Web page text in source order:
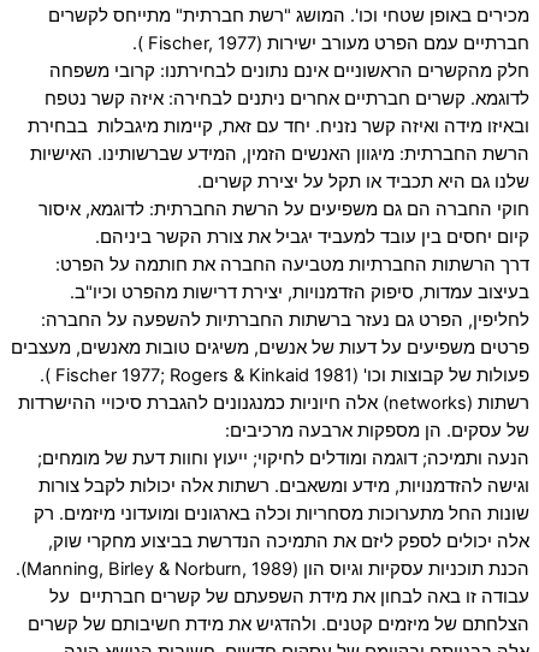
מכירים באופן שטחי וכו'. המושג "רשת חברתית" מתייחס לקשרים
חברתיים עמם הפרט מעורב ישירות (Fischer, 1977 ).
חלק מהקשרים הראשוניים אינם נתונים לבחירתנו: קרובי משפחה
לדוגמא. קשרים חברתיים אחרים ניתנים לבחירה: איזה קשר נטפח
ובאיזו מידה ואיזה קשר נזניח. יחד עם זאת, קיימות מיגבלות בבחירת
הרשת החברתית: מיגוון האנשים הזמין, המידע שברשותינו. האישיות
שלנו גם היא תכביד או תקל על יצירת קשרים.
חוקי החברה הם גם משפיעים על הרשת החברתית: לדוגמא, איסור
קיום יחסים בין עובד למעביד יגביל את צורת הקשר ביניהם.
דרך הרשתות החברתיות מטביעה החברה את חותמה על הפרט:
בעיצוב עמדות, סיפוק הזדמנויות, יצירת דרישות מהפרט וכיו"ב.
לחליפין, הפרט גם נעזר ברשתות החברתיות להשפעה על החברה:
פרטים משפיעים על דעות של אנשים, משיגים טובות מאנשים, מעצבים
פעולות של קבוצות וכו' (Fischer 1977; Rogers & Kinkaid 1981 ).
רשתות (networks) אלה חיוניות כמנגנונים להגברת סיכויי ההישרדות
של עסקים. הן מספקות ארבעה מרכיבים:
הנעה ותמיכה; דוגמה ומודלים לחיקוי; ייעוץ וחוות דעת של מומחים;
וגישה להזדמנויות, מידע ומשאבים. רשתות אלה יכולות לקבל צורות
שונות החל מתערוכות מסחריות וכלה בארגונים ומועדוני מיזמים. רק
אלה יכולים לספק ליזם את התמיכה הנדרשת בביצוע מחקרי שוק,
הכנת תוכניות עסקיות וגיוס הון (Manning, Birley & Norburn, 1989).
עבודה זו באה לבחון את מידת השפעתם של קשרים חברתיים על
הצלחתם של מיזמים קטנים. ולהדגיש את מידת חשיבותם של קשרים